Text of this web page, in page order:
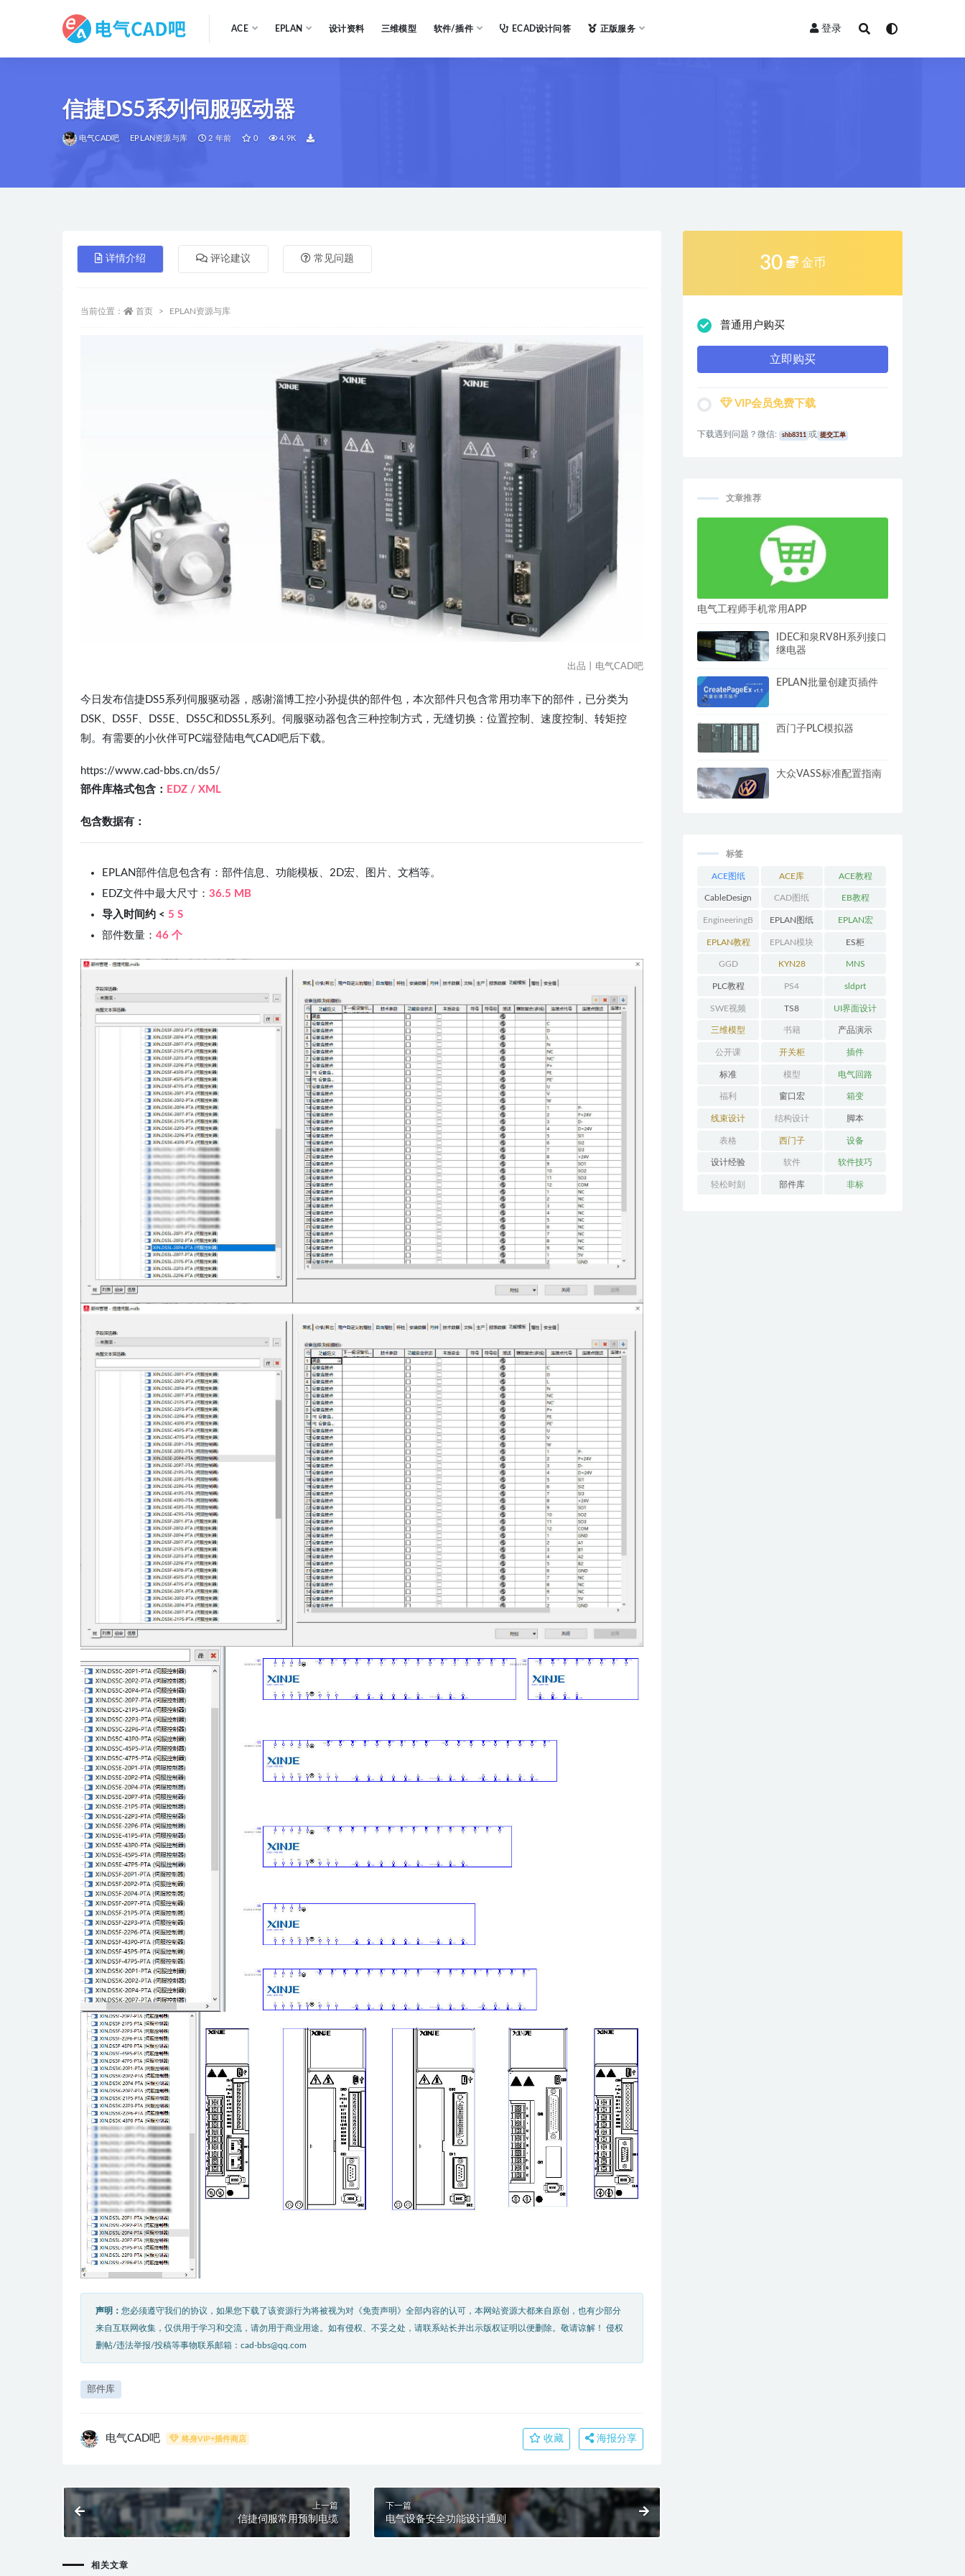
ACE EPLAN 设计资料 三维模型 软件/插件 ECAD设计问答 正版服务 登录
信捷DS5系列伺服驱动器
电气CAD吧 EPLAN资源与库 2 年前 0 4.9K
详情介绍 评论建议 常见问题
当前位置： 首页 EPLAN资源与库
出品丨电气CAD吧
今日发布信捷DS5系列伺服驱动器，感谢淄博工控小孙提供的部件包，本次部件只包含常用功率下的部件，已分类为
DSK、DS5F、DS5E、DS5C和DS5L系列。伺服驱动器包含三种控制方式，无缝切换：位置控制、速度控制、转矩控
制。有需要的小伙伴可PC端登陆电气CAD吧后下载。
https://www.cad-bbs.cn/ds5/
部件库格式包含： EDZ / XML
包含数据有：
EPLAN部件信息包含有：部件信息、功能模板、2D宏、图片、文档等。
EDZ文件中最大尺寸： 36.5 MB
导入时间约 < 5 S
部件数量： 46 个
声明： 您必须遵守我们的协议，如果您下载了该资源行为将被视为对《免责声明》全部内容的认可，本网站资源大都来自原创，也有少部分
来自互联网收集，仅供用于学习和交流，请勿用于商业用途。如有侵权、不妥之处，请联系站长并出示版权证明以便删除。敬请谅解！ 侵权
删帖/违法举报/投稿等事物联系邮箱：cad-bbs@qq.com
部件库
电气CAD吧 终身VIP+插件商店 收藏 海报分享
上一篇
信捷伺服常用预制电缆
下一篇
电气设备安全功能设计通则
相关文章
30 金币
普通用户购买
立即购买
VIP会员免费下载
下载遇到问题？微信: shb8311 或 提交工单
文章推荐
电气工程师手机常用APP
IDEC和泉RV8H系列接口
继电器
EPLAN批量创建页插件
西门子PLC模拟器
大众VASS标准配置指南
标签
ACE图纸 ACE库 ACE教程
CableDesign CAD图纸 EB教程
EngineeringB
ase教程
EPLAN图纸 EPLAN宏
EPLAN教程 EPLAN模块 ES柜
GGD KYN28 MNS
PLC教程 PS4 sldprt
SWE视频 TS8 UI界面设计
三维模型 书籍 产品演示
公开课 开关柜 插件
标准 模型 电气回路
福利 窗口宏 箱变
线束设计 结构设计 脚本
表格 西门子 设备
设计经验 软件 软件技巧
轻松时刻 部件库 非标